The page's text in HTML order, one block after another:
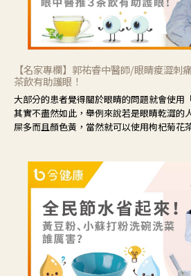
【名家專欄】郭祐睿中醫師/眼睛痠澀刺
茶飲有助護眼！
大部分的患者覺得關於眼睛的問題就會使用
其實不盡然如此，舉例來說若是眼睛乾澀的
屎多而且顏色黃，當然就可以使用枸杞菊花
候就要使用菊花、金銀花來治療；假如單純
眼睛周圍沒有眼屎，這種情況是屬於「陰虛
藕、麥門冬、山藥等比較滋潤的藥材，效果